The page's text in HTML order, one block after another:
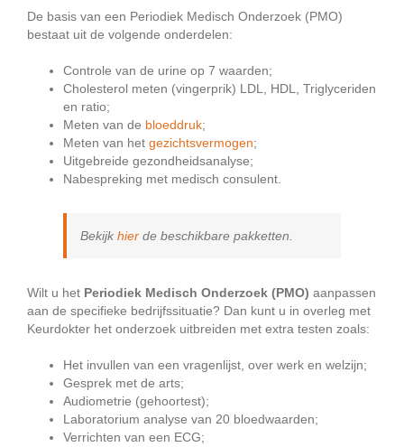
De basis van een Periodiek Medisch Onderzoek (PMO)
bestaat uit de volgende onderdelen:
Controle van de urine op 7 waarden;
Cholesterol meten (vingerprik) LDL, HDL, Triglyceriden
en ratio;
Meten van de bloeddruk;
Meten van het gezichtsvermogen;
Uitgebreide gezondheidsanalyse;
Nabespreking met medisch consulent.
Bekijk hier de beschikbare pakketten.
Wilt u het Periodiek Medisch Onderzoek (PMO) aanpassen
aan de specifieke bedrijfssituatie? Dan kunt u in overleg met
Keurdokter het onderzoek uitbreiden met extra testen zoals:
Het invullen van een vragenlijst, over werk en welzijn;
Gesprek met de arts;
Audiometrie (gehoortest);
Laboratorium analyse van 20 bloedwaarden;
Verrichten van een ECG;